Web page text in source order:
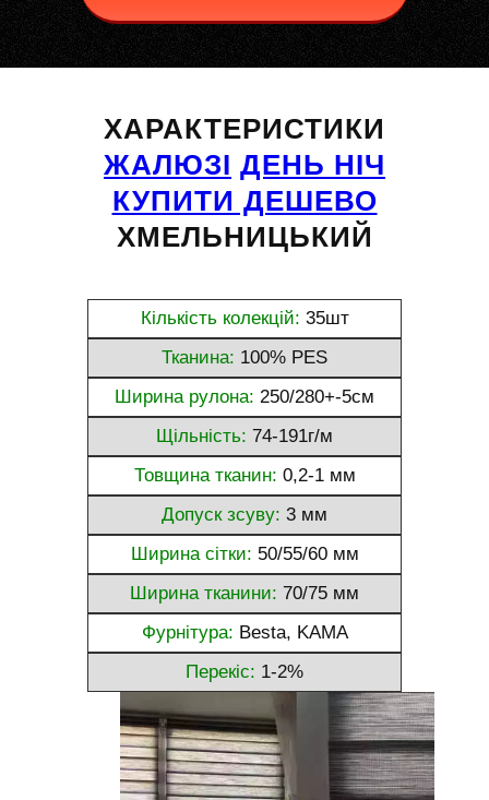
ХАРАКТЕРИСТИКИ
ЖАЛЮЗІ ДЕНЬ НІЧ
КУПИТИ ДЕШЕВО
ХМЕЛЬНИЦЬКИЙ
Кількість колекцій: 35шт
Тканина: 100% PES
Ширина рулона: 250/280+-5см
Щільність: 74-191г/м
Товщина тканин: 0,2-1 мм
Допуск зсуву: 3 мм
Ширина сітки: 50/55/60 мм
Ширина тканини: 70/75 мм
Фурнітура: Besta, KAMA
Перекіс: 1-2%